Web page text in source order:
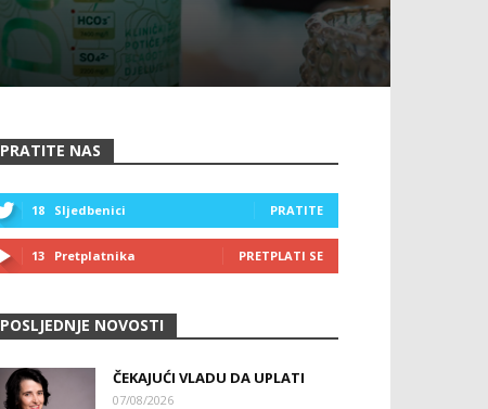
PRATITE NAS
18 Sljedbenici PRATITE
13 Pretplatnika PRETPLATI SE
POSLJEDNJE NOVOSTI
ČEKAJUĆI VLADU DA UPLATI
07/08/2026